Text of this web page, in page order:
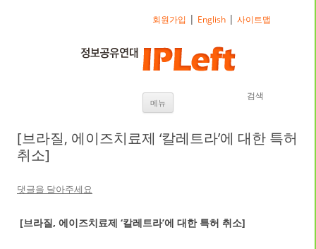
메뉴 내용으로 바로가기검색
회원가입 | English |사이트맵
[브라질, 에이즈치료제 ‘칼레트라’에 대한 특허
취소]
댓글을 달아주세요
[브라질, 에이즈치료제 ‘칼레트라’에 대한 특허 취소]